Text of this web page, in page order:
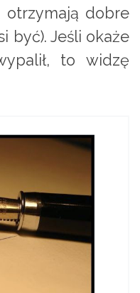
otrzymają dobre
być). Jeśli okaże
to widzę